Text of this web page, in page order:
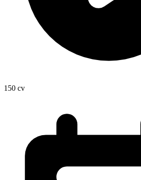
150 cv